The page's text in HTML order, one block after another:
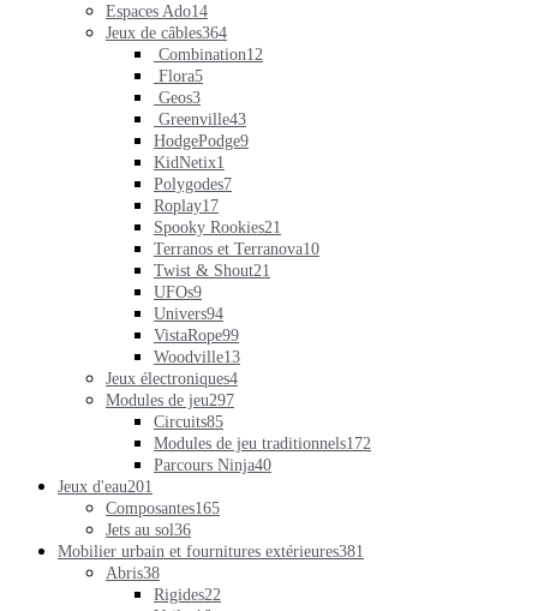
Espaces Ado14
Jeux de câbles364
Combination12
Flora5
Geos3
Greenville43
HodgePodge9
KidNetix1
Polygodes7
Roplay17
Spooky Rookies21
Terranos et Terranova10
Twist & Shout21
UFOs9
Univers94
VistaRope99
Woodville13
Jeux électroniques4
Modules de jeu297
Circuits85
Modules de jeu traditionnels172
Parcours Ninja40
Jeux d'eau201
Composantes165
Jets au sol36
Mobilier urbain et fournitures extérieures381
Abris38
Rigides22